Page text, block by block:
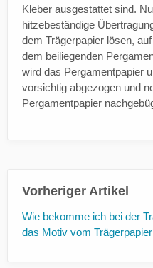
Kleber ausgestattet sind.
hitzebeständige
dem Trägerpapier lösen,
dem beiliegenden
wird das Pergamentpapier
vorsichtig abgezogen und
Pergamentpapier
Vorheriger Artikel
Wie bekomme ich bei der
das Motiv vom